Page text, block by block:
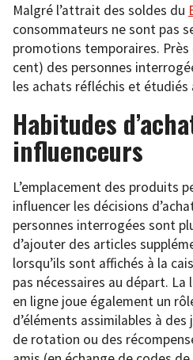
Malgré l’attrait des soldes du
consommateurs ne sont pas
promotions temporaires. Près
cent) des personnes
les achats réfléchis et étudiés
Habitudes
influenceurs
L’emplacement des produits
influencer les décisions
personnes interrogées sont
d’ajouter des articles
lorsqu’ils sont affichés à la
pas nécessaires au départ.
en ligne joue également un
d’éléments assimilables à
de rotation ou des